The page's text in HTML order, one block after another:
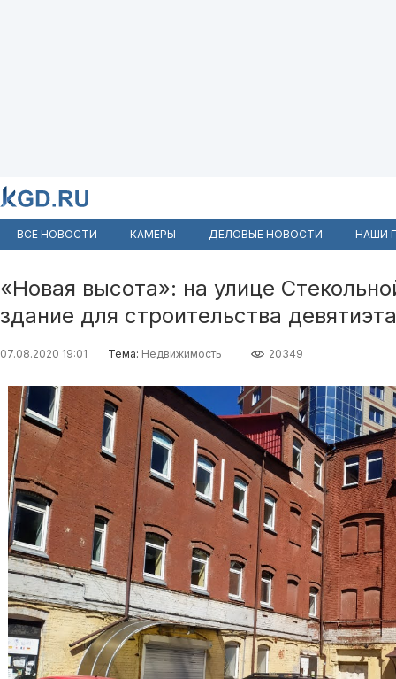
ВСЕ НОВОСТИ КАМЕРЫ ДЕЛОВЫЕ НОВОСТИ НАШИ
«Новая высота»: на улице
здание для строительства
07.08.2020 19:01 Тема: Недвижимость 20349